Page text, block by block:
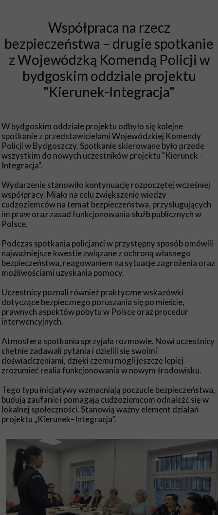
Współpraca na rzecz
bezpieczeństwa – drugie spotkanie
z Wojewódzką Komendą Policji w
bydgoskim oddziale projektu
"Kierunek-Integracja"
W bydgoskim oddziale projektu odbyło się kolejne
spotkanie z przedstawicielami Wojewódzkiej Komendy
Policji w Bydgoszczy. Spotkanie skierowane było przede
wszystkim do nowych uczestników projektu "Kierunek -
Integracja".
Wydarzenie stanowiło kontynuację rozpoczętej wcześniej
współpracy. Miało na celu zwiększenie wiedzy
cudzoziemców na temat bezpieczeństwa, przysługujących
im praw oraz zasad funkcjonowania służb publicznych w
Polsce.
Podczas spotkania policjanci w przystępny sposób omówili
najważniejsze kwestie związane z ochroną własnego
bezpieczeństwa, reagowaniem na sytuacje zagrożenia oraz
możliwościami uzyskania pomocy.
Uczestnicy poznali również praktyczne wskazówki
dotyczące bezpiecznego poruszania się po mieście,
prawnych aspektów pobytu w Polsce oraz procedur
interwencyjnych.
Atmosfera spotkania sprzyjała rozmowie. Nowi uczestnicy
chętnie zadawali pytania i dzielili się swoimi
doświadczeniami, dzięki czemu mogli jeszcze lepiej
zrozumieć realia funkcjonowania w nowym środowisku.
Tego typu inicjatywy wzmacniają poczucie bezpieczeństwa,
budują zaufanie i pomagają cudzoziemcom odnaleźć się w
lokalnej społeczności. Stanowią ważny element działań
projektu „Kierunek–Integracja”.